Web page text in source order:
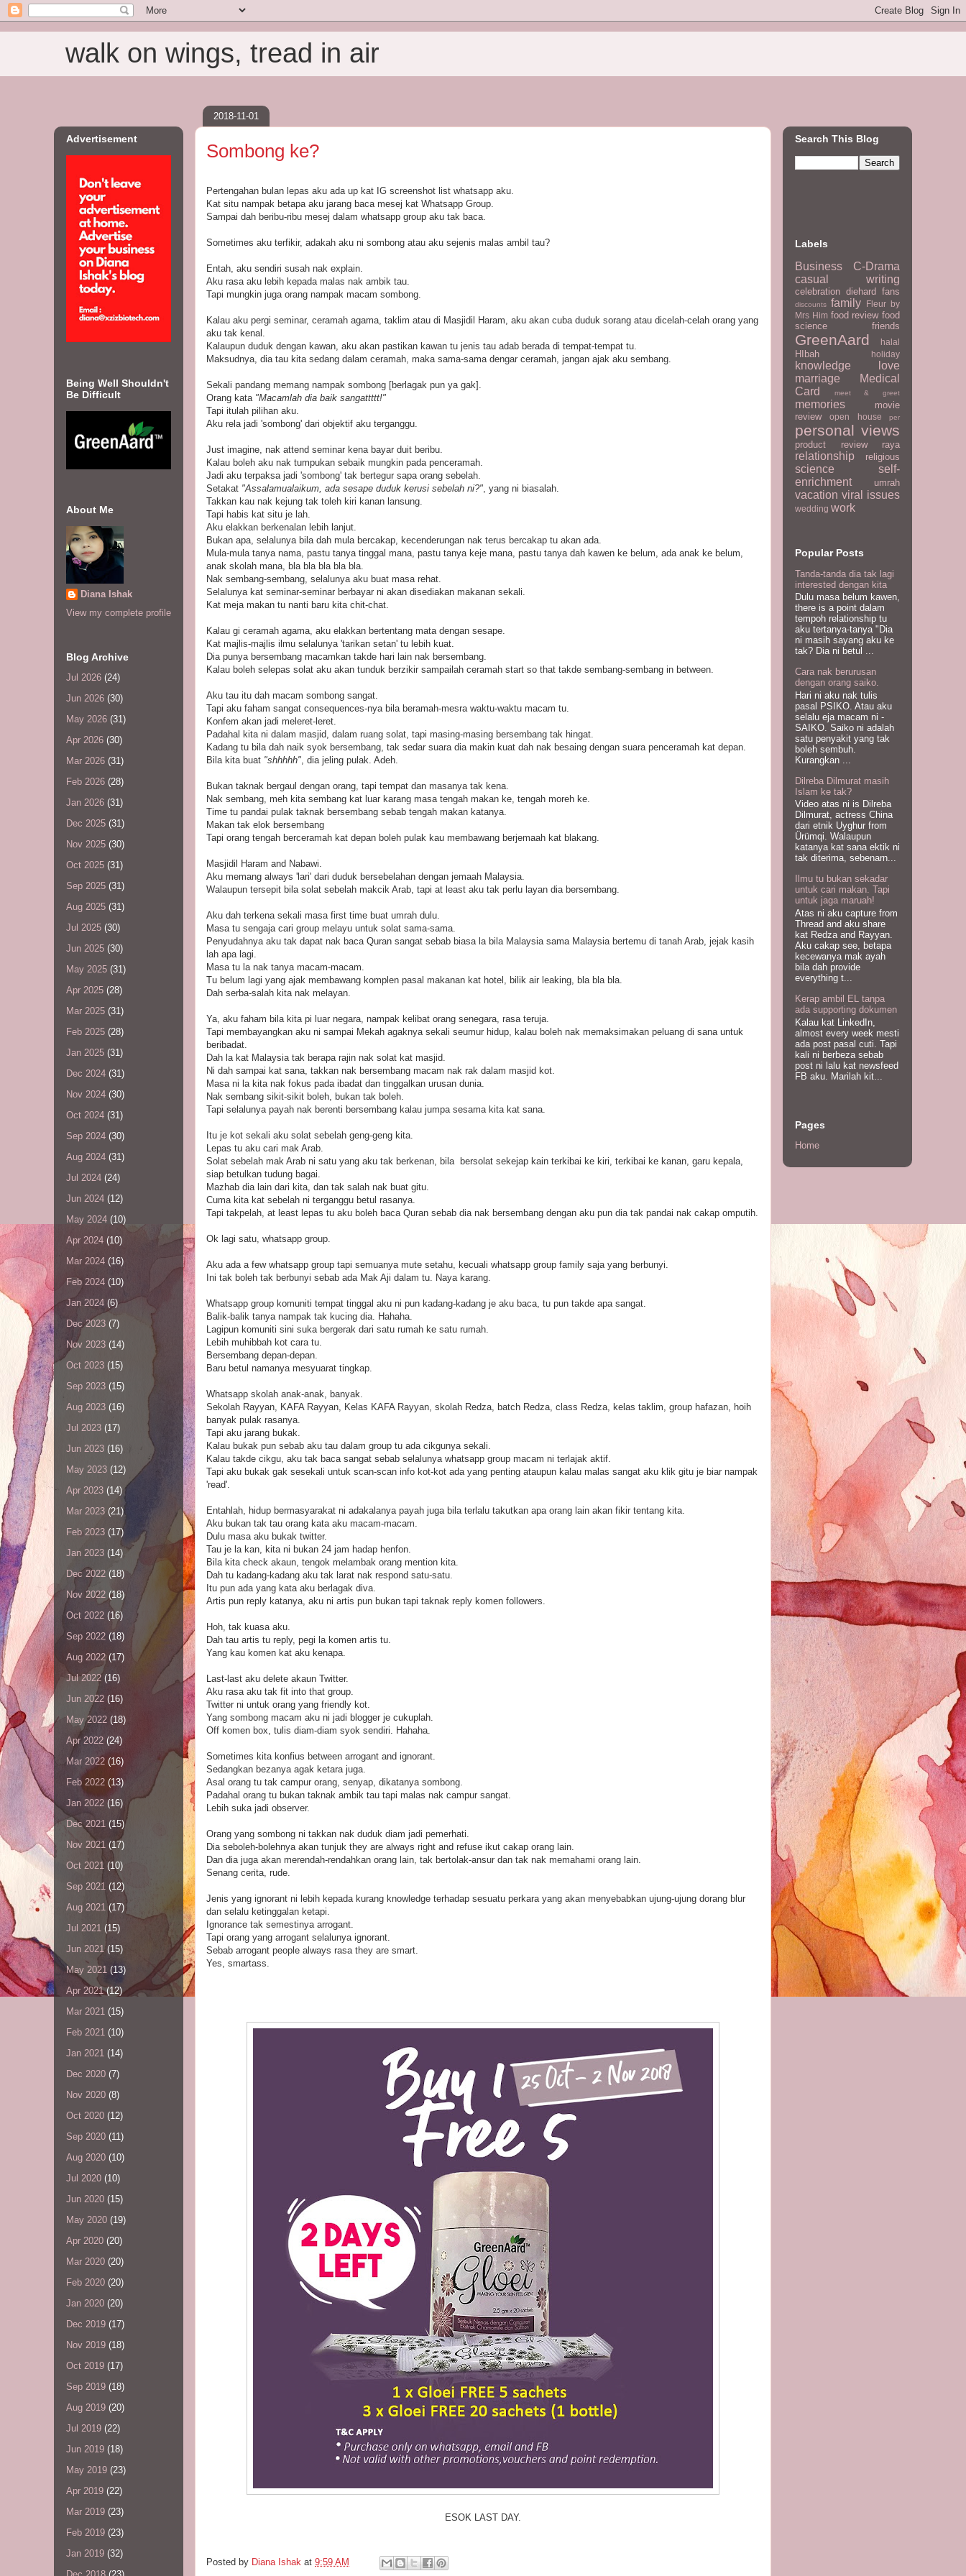
walk on wings, tread in air
2018-11-01
Sombong ke?
Pertengahan bulan lepas aku ada up kat IG screenshot list whatsapp aku.
Kat situ nampak betapa aku jarang baca mesej kat Whatsapp Group.
Sampai dah beribu-ribu mesej dalam whatsapp group aku tak baca.
Sometimes aku terfikir, adakah aku ni sombong atau aku sejenis malas ambil tau?
Entah, aku sendiri susah nak explain.
Aku rasa aku lebih kepada malas nak ambik tau.
Tapi mungkin juga orang nampak macam sombong.
Kalau aku pergi seminar, ceramah agama, taklim atau di Masjidil Haram, aku akan cuba duduk sorang atau dicelah-celah orang yang
aku tak kenal.
Kalaupun duduk dengan kawan, aku akan pastikan kawan tu jenis tau adab berada di tempat-tempat tu.
Maksudnya, dia tau kita sedang dalam ceramah, maka sama-sama dengar ceramah, jangan ajak aku sembang.
Sekali pandang memang nampak sombong [berlagak pun ya gak].
Orang kata"Macamlah dia baik sangattttt!"
Tapi itulah pilihan aku.
Aku rela jadi 'sombong' dari objektif aku terganggu.
Just imagine, nak attend seminar kena bayar duit beribu.
Kalau boleh aku nak tumpukan sebaik mungkin pada penceramah.
Jadi aku terpaksa jadi 'sombong' tak bertegur sapa orang sebelah.
Setakat "Assalamualaikum, ada sesape duduk kerusi sebelah ni?", yang ni biasalah.
Takkan kau nak kejung tak toleh kiri kanan lansung.
Tapi habis kat situ je lah.
Aku elakkan berkenalan lebih lanjut.
Bukan apa, selalunya bila dah mula bercakap, kecenderungan nak terus bercakap tu akan ada.
Mula-mula tanya nama, pastu tanya tinggal mana, pastu tanya keje mana, pastu tanya dah kawen ke belum, ada anak ke belum,
anak skolah mana, bla bla bla bla bla.
Nak sembang-sembang, selalunya aku buat masa rehat.
Selalunya kat seminar-seminar berbayar ni akan disediakan makanan sekali.
Kat meja makan tu nanti baru kita chit-chat.
Kalau gi ceramah agama, aku elakkan bertentang mata dengan sesape.
Kat majlis-majlis ilmu selalunya 'tarikan setan' tu lebih kuat.
Dia punya bersembang macamkan takde hari lain nak bersembang.
Kalau boleh selepas solat aku akan tunduk berzikir sampailah ceramah start so that takde sembang-sembang in between.
Aku tau itu dah macam sombong sangat.
Tapi aku faham sangat consequences-nya bila beramah-mesra waktu-waktu macam tu.
Konfem akan jadi meleret-leret.
Padahal kita ni dalam masjid, dalam ruang solat, tapi masing-masing bersembang tak hingat.
Kadang tu bila dah naik syok bersembang, tak sedar suara dia makin kuat dah nak besaing dengan suara penceramah kat depan.
Bila kita buat "shhhhh", dia jeling pulak. Adeh.
Bukan taknak bergaul dengan orang, tapi tempat dan masanya tak kena.
Nak sembang, meh kita sembang kat luar karang masa tengah makan ke, tengah moreh ke.
Time tu pandai pulak taknak bersembang sebab tengah makan katanya.
Makan tak elok bersembang
Tapi orang tengah berceramah kat depan boleh pulak kau membawang berjemaah kat blakang.
Masjidil Haram and Nabawi.
Aku memang always 'lari' dari duduk bersebelahan dengan jemaah Malaysia.
Walaupun tersepit bila solat sebelah makcik Arab, tapi at least aku tak perlu layan dia bersembang.
Aku dah terkena sekali masa first time buat umrah dulu.
Masa tu sengaja cari group melayu untuk solat sama-sama.
Penyudahnya aku tak dapat nak baca Quran sangat sebab biasa la bila Malaysia sama Malaysia bertemu di tanah Arab, jejak kasih
lah apa lagi.
Masa tu la nak tanya macam-macam.
Tu belum lagi yang ajak membawang komplen pasal makanan kat hotel, bilik air leaking, bla bla bla.
Dah serba-salah kita nak melayan.
Ya, aku faham bila kita pi luar negara, nampak kelibat orang senegara, rasa teruja.
Tapi membayangkan aku ni sampai Mekah agaknya sekali seumur hidup, kalau boleh nak memaksimakan peluang di sana untuk
beribadat.
Dah la kat Malaysia tak berapa rajin nak solat kat masjid.
Ni dah sampai kat sana, takkan nak bersembang macam nak rak dalam masjid kot.
Masa ni la kita nak fokus pada ibadat dan tinggalkan urusan dunia.
Nak sembang sikit-sikit boleh, bukan tak boleh.
Tapi selalunya payah nak berenti bersembang kalau jumpa sesama kita kat sana.
Itu je kot sekali aku solat sebelah geng-geng kita.
Lepas tu aku cari mak Arab.
Solat sebelah mak Arab ni satu yang aku tak berkenan, bila bersolat sekejap kain terkibai ke kiri, terkibai ke kanan, garu kepala,
siap betulkan tudung bagai.
Mazhab dia lain dari kita, dan tak salah nak buat gitu.
Cuma kita kat sebelah ni terganggu betul rasanya.
Tapi takpelah, at least lepas tu aku boleh baca Quran sebab dia nak bersembang dengan aku pun dia tak pandai nak cakap omputih.
Ok lagi satu, whatsapp group.
Aku ada a few whatsapp group tapi semuanya mute setahu, kecuali whatsapp group family saja yang berbunyi.
Ini tak boleh tak berbunyi sebab ada Mak Aji dalam tu. Naya karang.
Whatsapp group komuniti tempat tinggal aku ni pun kadang-kadang je aku baca, tu pun takde apa sangat.
Balik-balik tanya nampak tak kucing dia. Hahaha.
Lagipun komuniti sini suka bergerak dari satu rumah ke satu rumah.
Lebih muhibbah kot cara tu.
Bersembang depan-depan.
Baru betul namanya mesyuarat tingkap.
Whatsapp skolah anak-anak, banyak.
Sekolah Rayyan, KAFA Rayyan, Kelas KAFA Rayyan, skolah Redza, batch Redza, class Redza, kelas taklim, group hafazan, hoih
banyak pulak rasanya.
Tapi aku jarang bukak.
Kalau bukak pun sebab aku tau dalam group tu ada cikgunya sekali.
Kalau takde cikgu, aku tak baca sangat sebab selalunya whatsapp group macam ni terlajak aktif.
Tapi aku bukak gak sesekali untuk scan-scan info kot-kot ada yang penting ataupun kalau malas sangat aku klik gitu je biar nampak
'read'.
Entahlah, hidup bermasyarakat ni adakalanya payah juga bila terlalu takutkan apa orang lain akan fikir tentang kita.
Aku bukan tak tau orang kata aku macam-macam.
Dulu masa aku bukak twitter.
Tau je la kan, kita ni bukan 24 jam hadap henfon.
Bila kita check akaun, tengok melambak orang mention kita.
Dah tu kadang-kadang aku tak larat nak respond satu-satu.
Itu pun ada yang kata aku berlagak diva.
Artis pun reply katanya, aku ni artis pun bukan tapi taknak reply komen followers.
Hoh, tak kuasa aku.
Dah tau artis tu reply, pegi la komen artis tu.
Yang kau komen kat aku kenapa.
Last-last aku delete akaun Twitter.
Aku rasa aku tak fit into that group.
Twitter ni untuk orang yang friendly kot.
Yang sombong macam aku ni jadi blogger je cukuplah.
Off komen box, tulis diam-diam syok sendiri. Hahaha.
Sometimes kita konfius between arrogant and ignorant.
Sedangkan bezanya agak ketara juga.
Asal orang tu tak campur orang, senyap, dikatanya sombong.
Padahal orang tu bukan taknak ambik tau tapi malas nak campur sangat.
Lebih suka jadi observer.
Orang yang sombong ni takkan nak duduk diam jadi pemerhati.
Dia seboleh-bolehnya akan tunjuk they are always right and refuse ikut cakap orang lain.
Dan dia juga akan merendah-rendahkan orang lain, tak bertolak-ansur dan tak nak memahami orang lain.
Senang cerita, rude.
Jenis yang ignorant ni lebih kepada kurang knowledge terhadap sesuatu perkara yang akan menyebabkan ujung-ujung dorang blur
dan selalu ketinggalan ketapi.
Ignorance tak semestinya arrogant.
Tapi orang yang arrogant selalunya ignorant.
Sebab arrogant people always rasa they are smart.
Yes, smartass.
ESOK LAST DAY.
Posted by Diana Ishak at 9:59 AM
Advertisement
Being Well Shouldn't
Be Difficult
About Me
Diana Ishak
View my complete profile
Blog Archive
Jul 2026 (24)
Jun 2026 (30)
May 2026 (31)
Apr 2026 (30)
Mar 2026 (31)
Feb 2026 (28)
Jan 2026 (31)
Dec 2025 (31)
Nov 2025 (30)
Oct 2025 (31)
Sep 2025 (31)
Aug 2025 (31)
Jul 2025 (30)
Jun 2025 (30)
May 2025 (31)
Apr 2025 (28)
Mar 2025 (31)
Feb 2025 (28)
Jan 2025 (31)
Dec 2024 (31)
Nov 2024 (30)
Oct 2024 (31)
Sep 2024 (30)
Aug 2024 (31)
Jul 2024 (24)
Jun 2024 (12)
May 2024 (10)
Apr 2024 (10)
Mar 2024 (16)
Feb 2024 (10)
Jan 2024 (6)
Dec 2023 (7)
Nov 2023 (14)
Oct 2023 (15)
Sep 2023 (15)
Aug 2023 (16)
Jul 2023 (17)
Jun 2023 (16)
May 2023 (12)
Apr 2023 (14)
Mar 2023 (21)
Feb 2023 (17)
Jan 2023 (14)
Dec 2022 (18)
Nov 2022 (18)
Oct 2022 (16)
Sep 2022 (18)
Aug 2022 (17)
Jul 2022 (16)
Jun 2022 (16)
May 2022 (18)
Apr 2022 (24)
Mar 2022 (16)
Feb 2022 (13)
Jan 2022 (16)
Dec 2021 (15)
Nov 2021 (17)
Oct 2021 (10)
Sep 2021 (12)
Aug 2021 (17)
Jul 2021 (15)
Jun 2021(15)
May 2021 (13)
Apr 2021(12)
Mar 2021 (15)
Feb 2021 (10)
Jan 2021 (14)
Dec 2020 (7)
Nov 2020 (8)
Oct 2020 (12)
Sep 2020 (11)
Aug 2020 (10)
Jul 2020 (10)
Jun 2020 (15)
May 2020 (19)
Apr 2020 (20)
Mar 2020 (20)
Feb 2020 (20)
Jan 2020 (20)
Dec 2019 (17)
Nov 2019 (18)
Oct 2019 (17)
Sep 2019 (18)
Aug 2019 (20)
Jul 2019 (22)
Jun 2019 (18)
May 2019 (23)
Apr 2019 (22)
Mar 2019 (23)
Feb 2019 (23)
Jan 2019 (32)
Search This Blog
Labels
Business
C-Drama
casual writing
celebration diehard fans
discounts family
Fleur by
Mrs Him food review food
science
friends
GreenAard halal
HIbah holiday
knowledge
love
marriage
Medical
Card
meet & greet
memories
movie
review
open house per
personal views
product review raya
relationship religious
science
self-
enrichment
umrah
vacation viral issues
wedding work
Popular Posts
Tanda-tanda dia tak lagi
interested dengan kita
Dulu masa belum kawen,
there is a point dalam
tempoh relationship tu
aku tertanya-tanya "Dia
ni masih sayang aku ke
tak? Dia ni betul ...
Cara nak berurusan
dengan orang saiko.
Hari ni aku nak tulis
pasal PSIKO. Atau aku
selalu eja macam ni -
SAIKO. Saiko ni adalah
satu penyakit yang tak
boleh sembuh.
Kurangkan ...
Dilreba Dilmurat masih
Islam ke tak?
Video atas ni is Dilreba
Dilmurat, actress China
dari etnik Uyghur from
Ürümqi. Walaupun
katanya kat sana ektik ni
tak diterima, sebenarn...
Ilmu tu bukan sekadar
untuk cari makan. Tapi
untuk jaga maruah!
Atas ni aku capture from
Thread and aku share
kat Redza and Rayyan.
Aku cakap see, betapa
kecewanya mak ayah
bila dah provide
everything t...
Kerap ambil EL tanpa
ada supporting dokumen
Kalau kat LinkedIn,
almost every week mesti
ada post pasal cuti. Tapi
kali ni berbeza sebab
post ni lalu kat newsfeed
FB aku. Marilah kit...
Pages
Home